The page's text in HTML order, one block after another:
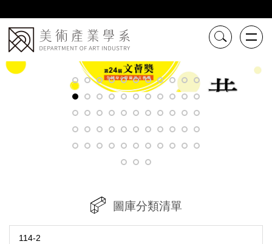
到
主
要
內
容
圖庫分類清單
114-2